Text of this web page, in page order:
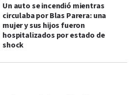
Un auto se incendió mientras
circulaba por Blas Parera: una
mujer y sus hijos fueron
hospitalizados por estado de
shock